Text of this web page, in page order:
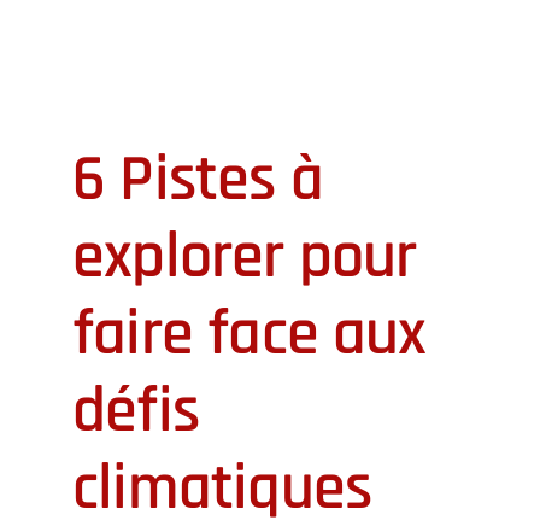
6 Pistes à
explorer pour
faire face aux
défis
climatiques